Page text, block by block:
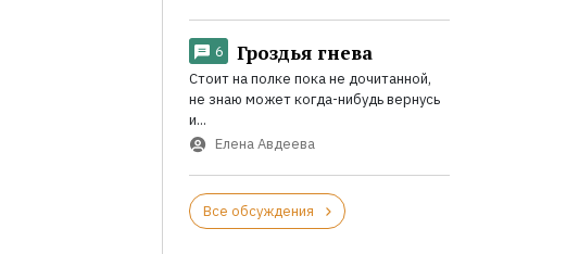
6 Гроздья гнева
Стоит на полке пока не дочитанной,
не знаю может когда-нибудь вернусь
и...
Елена Авдеева
Все обсуждения